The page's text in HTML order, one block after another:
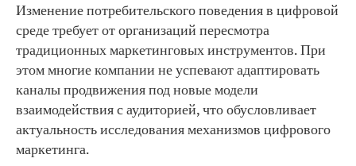
Изменение потребительского поведения в цифровой
среде требует от организаций пересмотра
традиционных маркетинговых инструментов. При
этом многие компании не успевают адаптировать
каналы продвижения под новые модели
взаимодействия с аудиторией, что обусловливает
актуальность исследования механизмов цифрового
маркетинга.